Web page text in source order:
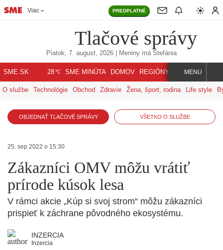
Viac PREDPLATNÉ
Tlačové správy
Piatok, 7. august, 2026 | Meniny má Štefánia
SME.SK 28℃ SME MINÚTA DOMOV REGIÓNY INDEX SVET
MENU
O službe Technológie Obchod Zdravie Žena, šport, rodina Life style
OBJEDNAŤ TLAČOVÉ SPRÁVY VŠETKO O SLUŽBE
25. sep 2022 o 15:30
Zákazníci OMV môžu vrátiť
prírode kúsok lesa
V rámci akcie „Kúp si svoj strom“ môžu zákazníci
prispieť k záchrane pôvodného ekosystému.
INZERCIA
Inzercia